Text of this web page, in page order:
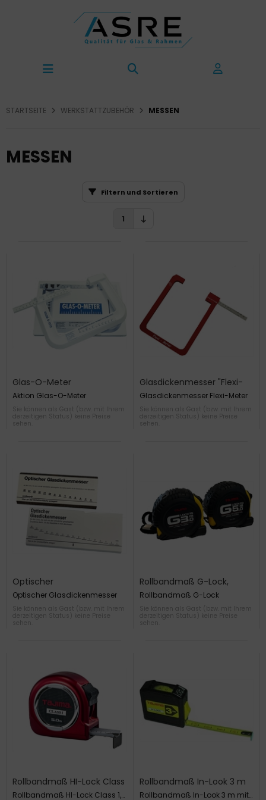
STARTSEITE WERKSTATTZUBEHÖR MESSEN
MESSEN
Filtern und Sortieren
1
Glas-O-Meter
Aktion Glas-O-Meter
Sie können als Gast (bzw. mit Ihrem
derzeitigen Status) keine Preise
Glasdickenmesser "Flexi-
Meter"
Glasdickenmesser Flexi-Meter
Sie können als Gast (bzw. mit Ihrem
derzeitigen Status) keine Preise
Optischer
Glasdickenmesser
Optischer Glasdickenmesser
Sie können als Gast (bzw. mit Ihrem
derzeitigen Status) keine Preise
Rollbandmaß G-Lock,
rutschfeste
Gummiummantelung
Rollbandmaß G-Lock
Sie können als Gast (bzw. mit Ihrem
derzeitigen Status) keine Preise
Rollbandmaß HI-Lock Class
1, 5 m x 25 mm
Rollbandmaß HI-Lock Class 1,
Rollbandmaß In-Look 3 m
mit Sichtfenster
Rollbandmaß In-Look 3 m mit